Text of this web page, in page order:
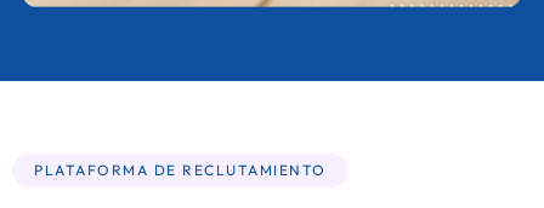
PLATAFORMA DE RECLUTAMIENTO